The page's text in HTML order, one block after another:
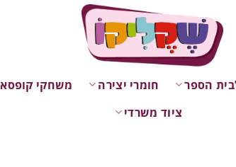
הספר חומרי יצירה משחקי קופסא
ציוד משרדי